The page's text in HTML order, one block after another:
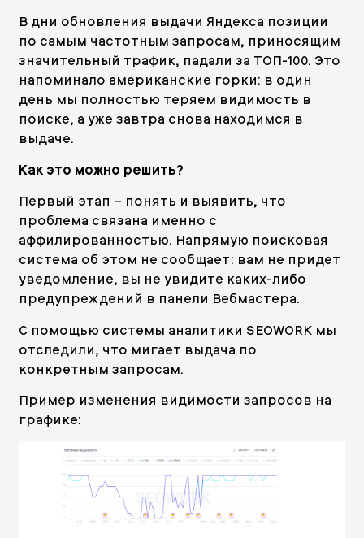
В дни обновления выдачи Яндекса позиции
по самым частотным запросам, приносящим
значительный трафик, падали за ТОП-100. Это
напоминало американские горки: в один
день мы полностью теряем видимость в
поиске, а уже завтра снова находимся в
выдаче.
Как это можно решить?
Первый этап – понять и выявить, что
проблема связана именно с
аффилированностью. Напрямую поисковая
система об этом не сообщает: вам не придет
уведомление, вы не увидите каких-либо
предупреждений в панели Вебмастера.
С помощью системы аналитики SEOWORK мы
отследили, что мигает выдача по
конкретным запросам.
Пример изменения видимости запросов на
графике: